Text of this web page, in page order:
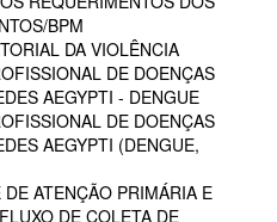
BPM
DA VIOLÊNCIA
DE DOENÇAS
AEGYPTI - DENGUE
DE DOENÇAS
AEGYPTI (DENGUE,
ATENÇÃO PRIMÁRIA E
DE COLETA DE